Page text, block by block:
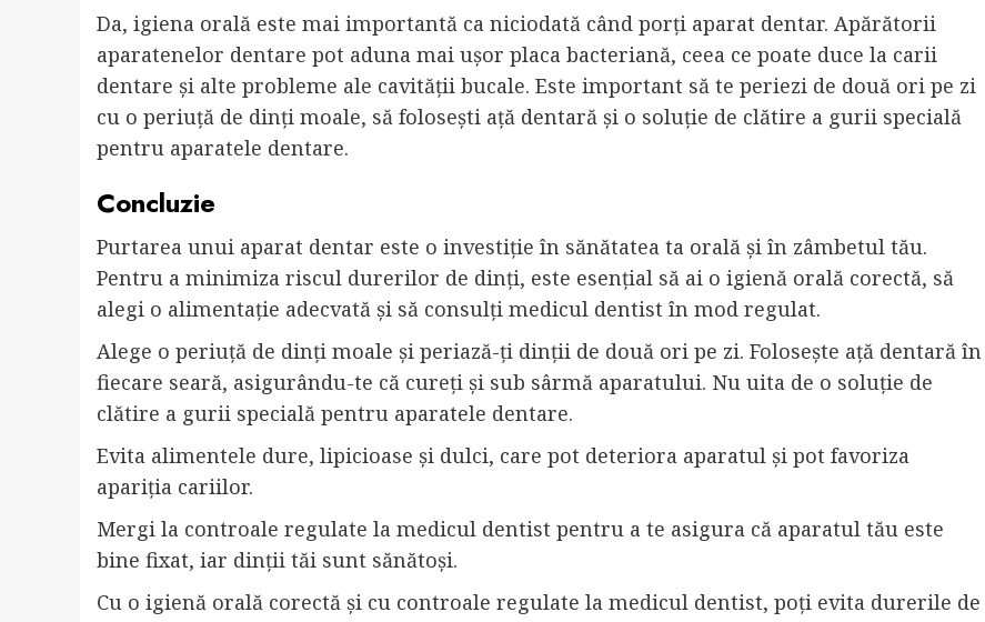
Da, igiena orală este mai importantă ca niciodată când porți aparat dentar. Apărătorii
aparatenelor dentare pot aduna mai ușor placa bacteriană, ceea ce poate duce la carii
dentare și alte probleme ale cavității bucale. Este important să te periezi de două ori pe zi
cu o periuță de dinți moale, să folosești ață dentară și o soluție de clătire a gurii specială
pentru aparatele dentare.
Concluzie
Purtarea unui aparat dentar este o investiție în sănătatea ta orală și în zâmbetul tău.
Pentru a minimiza riscul durerilor de dinți, este esențial să ai o igienă orală corectă, să
alegi o alimentație adecvată și să consulți medicul dentist în mod regulat.
Alege o periuță de dinți moale și periază-ți dinții de două ori pe zi. Folosește ață dentară în
fiecare seară, asigurându-te că cureți și sub sârmă aparatului. Nu uita de o soluție de
clătire a gurii specială pentru aparatele dentare.
Evita alimentele dure, lipicioase și dulci, care pot deteriora aparatul și pot favoriza
apariția cariilor.
Mergi la controale regulate la medicul dentist pentru a te asigura că aparatul tău este
bine fixat, iar dinții tăi sunt sănătoși.
Cu o igienă orală corectă și cu controale regulate la medicul dentist, poți evita durerile de